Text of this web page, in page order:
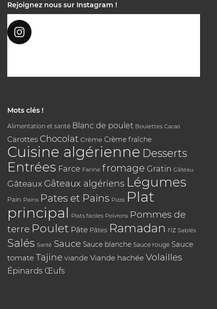
Rejoignez nous sur Instagram !
Mots clés !
Alimentation et santé Blanc de poulet Boulettes Cacao
Carottes Chocolat Crème Crème fraîche
Cuisine algérienne Desserts
Entrées Farce Farine fromage Gratin Gâteau
Gâteaux Gâteaux algériens Légumes
Pain Pains Pates et Pains Pizza Plat
principal Plats faciles Poivrons Pommes de
terre Poulet Pâte Pâtes Ramadan riz Sablés
Salés Santé Sauce Sauce blanche Sauce rouge Sauce
tomate Tajine viande Viande hachée Volailles
Épinards Œufs